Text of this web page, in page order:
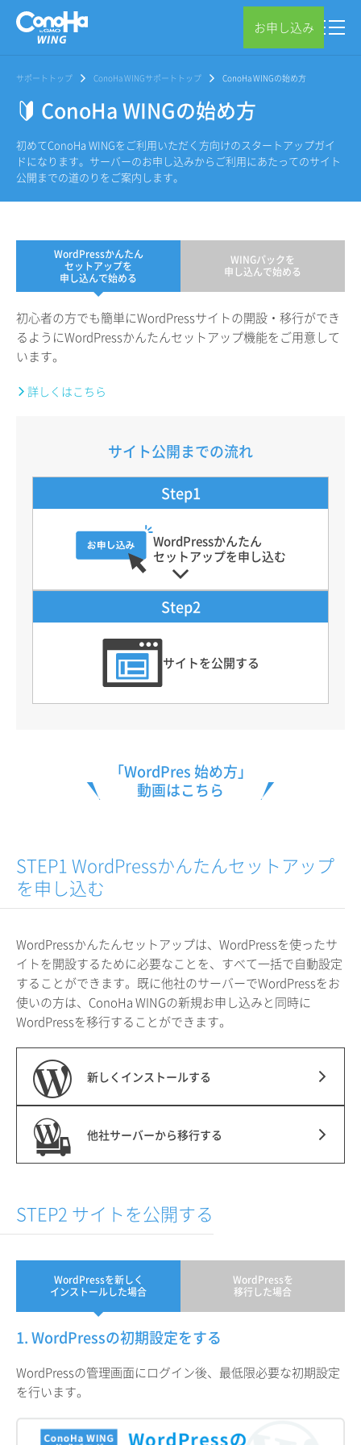
お申し込み
サポートトップ ConoHa WINGサポートトップ ConoHa WINGの始め方
ConoHa WINGの始め方
初めてConoHa WINGをご利用いただく方向けのスタートアップガイ
ドになります。サーバーのお申し込みからご利用にあたってのサイト
公開までの道のりをご案内します。
WordPressかんたん
セットアップを
申し込んで始める
WINGパックを
申し込んで始める
初心者の方でも簡単にWordPressサイトの開設・移行ができ
るようにWordPressかんたんセットアップ機能をご用意して
います。
詳しくはこちら
サイト公開までの流れ
Step1
WordPressかんたん
セットアップを申し込む
Step2
サイトを公開する
「WordPres 始め方」
動画はこちら
STEP1 WordPressかんたんセットアップ
を申し込む
WordPressかんたんセットアップは、WordPressを使ったサ
イトを開設するために必要なことを、すべて一括で自動設定
することができます。既に他社のサーバーでWordPressをお
使いの方は、ConoHa WINGの新規お申し込みと同時に
WordPressを移行することができます。
新しくインストールする
他社サーバーから移行する
STEP2 サイトを公開する
WordPressを新しく
インストールした場合
WordPressを
移行した場合
1. WordPressの初期設定をする
WordPressの管理画面にログイン後、最低限必要な初期設定
を行います。